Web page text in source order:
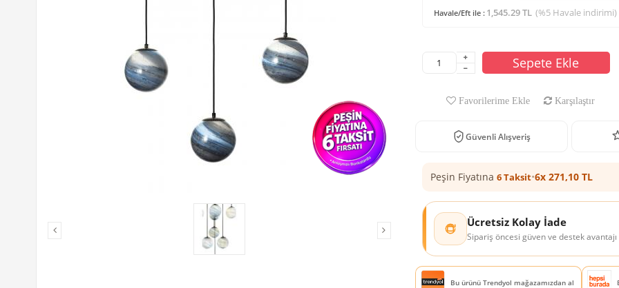
Havale/Eft ile : 1,545.29 TL (%5 Havale indirimi)
Sepete Ekle
Favorilerime Ekle Karşılaştır
Güvenli Alışveriş
Peşin Fiyatına 6 Taksit•6x 271,10 TL
Ücretsiz Kolay İade
Sipariş öncesi güven ve destek avantajı
Bu ürünü Trendyol mağazamızdan al